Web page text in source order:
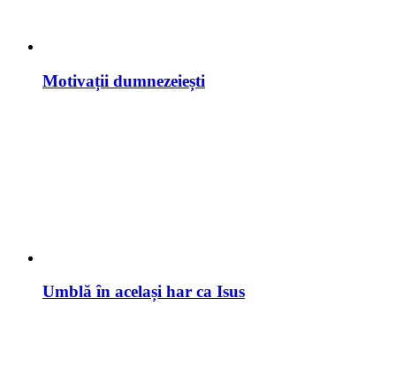
Motivații dumnezeiești
Umblă în același har ca Isus